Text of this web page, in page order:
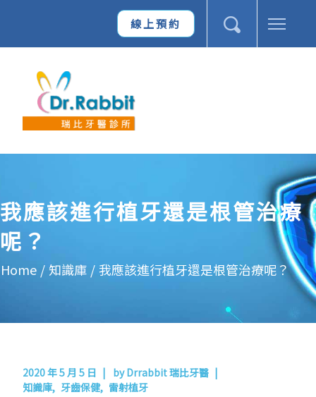
線上預約
我應該進行植牙還是根管治療
呢？
Home / 知識庫 / 我應該進行植牙還是根管治療呢？
2020 年 5 月 5 日 byDrrabbit 瑞比牙醫
知識庫 牙齒保健 雷射植牙